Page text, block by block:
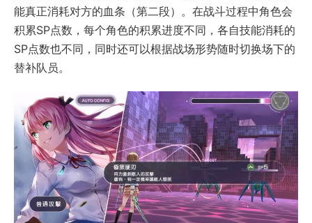
能真正消耗对方的血条（第二段）。在战斗过程中角色会
积累SP点数，每个角色的积累进度不同，各自技能消耗的
SP点数也不同，同时还可以根据战场形势随时切换场下的
替补队员。